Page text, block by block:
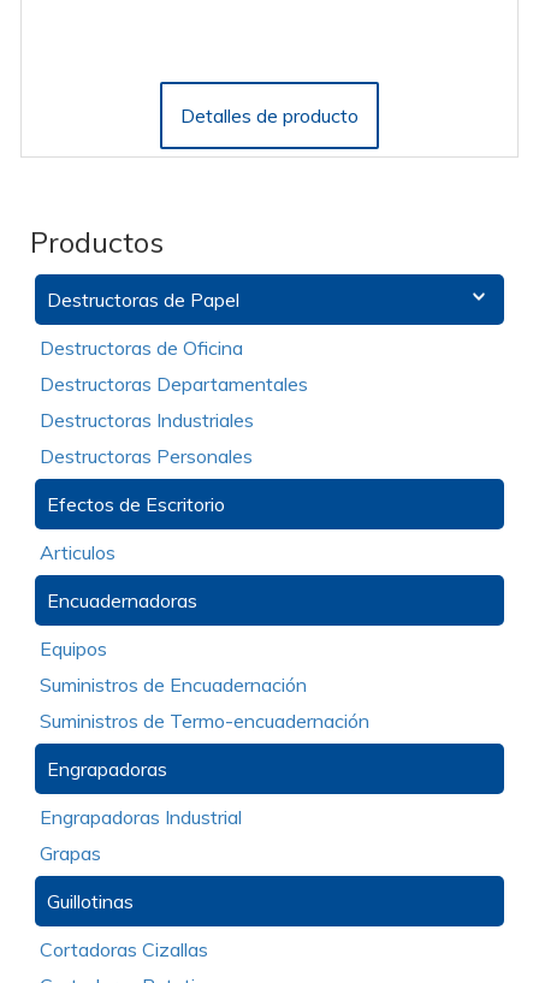
Detalles de producto
Productos
Destructoras de Papel
Destructoras de Oficina
Destructoras Departamentales
Destructoras Industriales
Destructoras Personales
Efectos de Escritorio
Articulos
Encuadernadoras
Equipos
Suministros de Encuadernación
Suministros de Termo-encuadernación
Engrapadoras
Engrapadoras Industrial
Grapas
Guillotinas
Cortadoras Cizallas